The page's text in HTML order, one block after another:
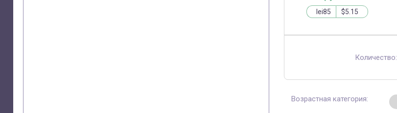
lei85 $5.15
Количество:
Возрастная категория: